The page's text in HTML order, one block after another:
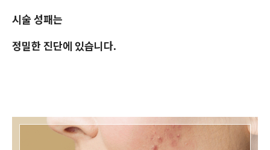
시술 성패는
정밀한 진단에 있습니다.